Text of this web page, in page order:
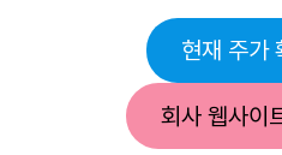
현재 주가
회사 웹사이